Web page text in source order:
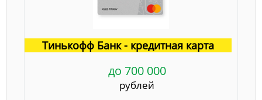
Тинькофф Банк - кредитная карта
до 700 000
рублей